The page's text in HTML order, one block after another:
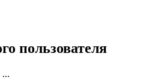
пользователя